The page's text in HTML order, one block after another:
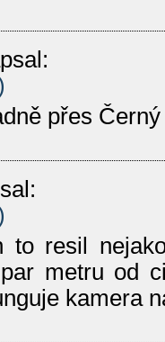
přes
to resil
metru od
kamera